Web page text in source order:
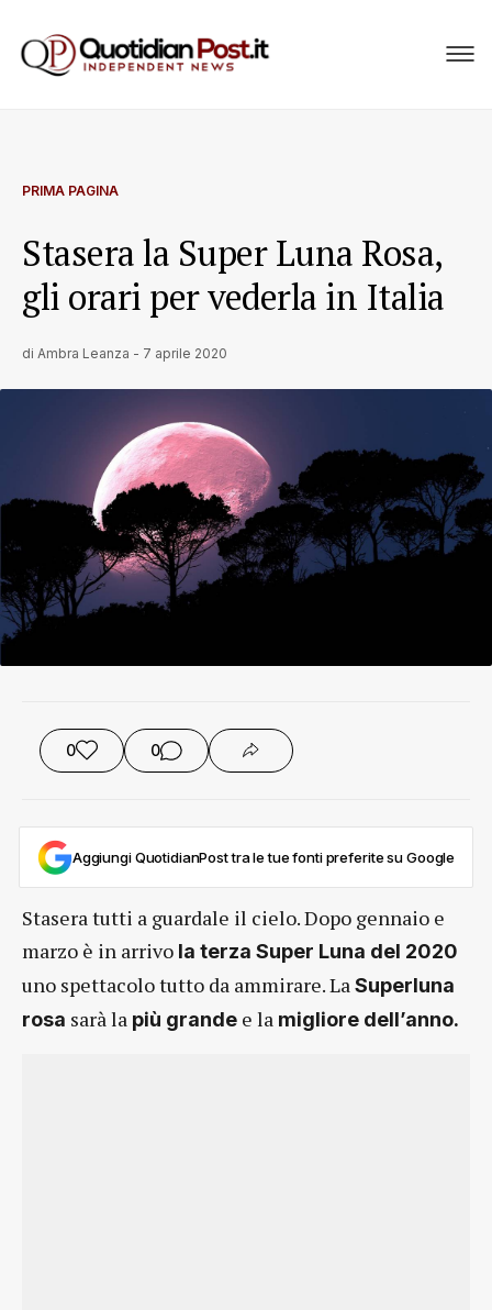
PRIMA PAGINA
Stasera la Super Luna Rosa,
gli orari per vederla in Italia
di Ambra Leanza - 7 aprile 2020
0 0
Aggiungi QuotidianPost tra le tue fonti preferite su Google
Stasera tutti a guardale il cielo. Dopo gennaio e
marzo è in arrivo la terza Super Luna del 2020
uno spettacolo tutto da ammirare. LaSuperluna
rosa sarà la più grande e la migliore dell’anno.